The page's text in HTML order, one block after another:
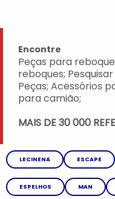
Encontre
Peças para
reboques;
Peças; Acessórios
para camião;
MAIS DE 30 000
LECINENA ESCAPE
ESPELHOS MAN